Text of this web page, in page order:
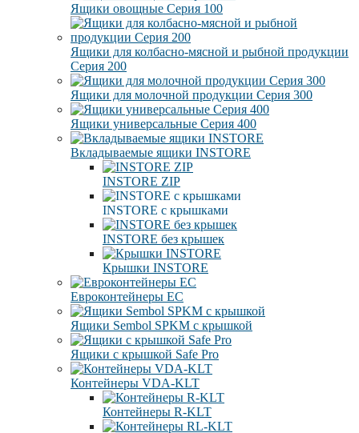
Ящики овощные Серия 100
Ящики для колбасно-мясной и рыбной продукции
Серия 200
Ящики для молочной продукции Серия 300
Ящики универсальные Серия 400
Вкладываемые ящики INSTORE
INSTORE ZIP
INSTORE с крышками
INSTORE без крышек
Крышки INSTORE
Евроконтейнеры ЕC
Ящики Sembol SPKM с крышкой
Ящики с крышкой Safe Pro
Контейнеры VDA-KLT
Контейнеры R-KLT